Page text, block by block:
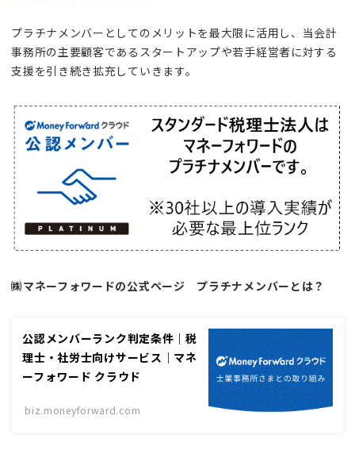
プラチナメンバーとしてのメリットを最大限に活用し、当会計
事務所の主要顧客であるスタートアップや若手経営者に対する
支援を引き続き拡充していきます。
㈱マネーフォワードの公式ページ プラチナメンバーとは？
公認メンバーランク判定条件｜税
理士・社労士向けサービス｜マネ
ーフォワード クラウド
biz.moneyforward.com